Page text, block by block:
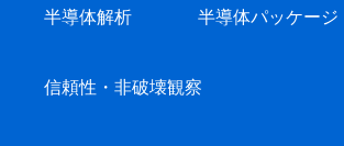
半導体解析 半導体パッケージ
信頼性・非破壊観察